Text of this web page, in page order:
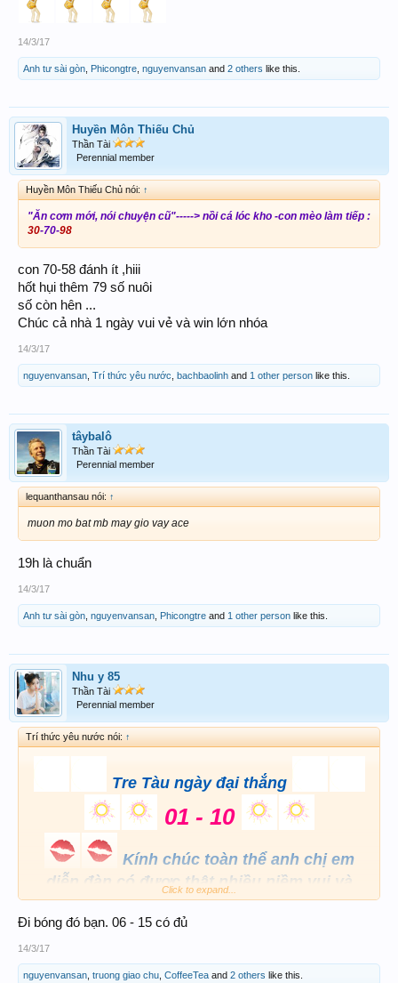
14/3/17
Anh tư sài gòn Phicongtre nguyenvansan and 2 others like this.
Huyền Môn Thiếu Chủ
Thần Tài
Perennial member
Huyền Môn Thiếu Chủ nói: ↑
"Ăn cơm mới, nói chuyện cũ"-----> nồi cá lóc kho -con mèo làm tiếp :
30-70-98
con 70-58 đánh ít ,hiii
hốt hụi thêm 79 số nuôi
số còn hên ...
Chúc cả nhà 1 ngày vui vẻ và win lớn nhóa
14/3/17
nguyenvansan Trí thức yêu nước bachbaolinh and 1 other person like this.
tâybalô
Thần Tài
Perennial member
lequanthansau nói: ↑
muon mo bat mb may gio vay ace
19h là chuẩn
14/3/17
Anh tư sài gòn nguyenvansan Phicongtre and 1 other person like this.
Nhu y 85
Thần Tài
Perennial member
Trí thức yêu nước nói: ↑
Tre Tàu ngày đại thắng
01 - 10
Kính chúc toàn thể anh chị em
diễn đàn có được thật nhiều niềm vui và
chiến thắng rực rỡ
Click to expand...
Đi bóng đó bạn. 06 - 15 có đủ
14/3/17
nguyenvansan truong giao chu CoffeeTea and 2 others like this.